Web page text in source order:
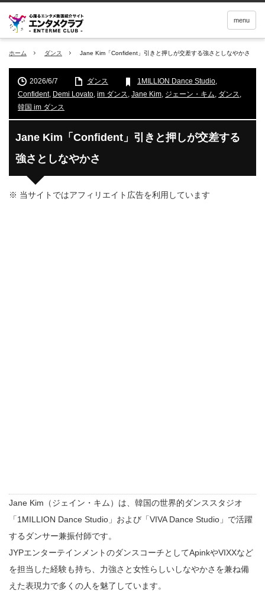
menu
ホーム ダンス Jane Kim「Confident」引きと押しが交差する強さとしなやかさ
2026/6/7 ダンス 1MILLION Dance Studio,
Confident, Demi Lovato, im ダンス, Jane Kim, ジェーン・キム, ダンス,
韓国 im ダンス
Jane Kim「Confident」引きと押しが交差する
強さとしなやかさ
※ 当サイトではアフィリエイト広告を利用しています
Jane Kim（ジェイン・キム）は、韓国の世界的ダンススタジオ
「1MILLION Dance Studio」および「VIVA Dance Studio」で活躍
するダンサー兼振付師です。
JYPエンターテインメントのダンスコーチとしてApinkやVIXXなど
を担当した経験も持ち、力強さと女性らしいしなやかさを兼ね備
えた表現力で多くの人を魅了しています。